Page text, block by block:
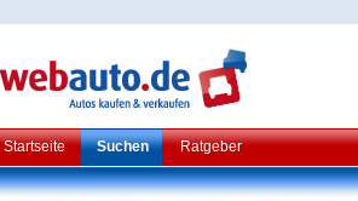
Startseite Suchen Ratgeber